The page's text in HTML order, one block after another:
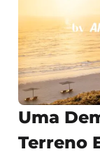
Uma
Terreno